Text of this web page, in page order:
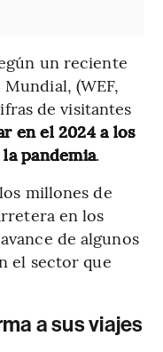
un reciente
(WEF,
de visitantes
en el 2024 a los
pandemia.
millones de
en los
de algunos
el sector que
a sus viajes